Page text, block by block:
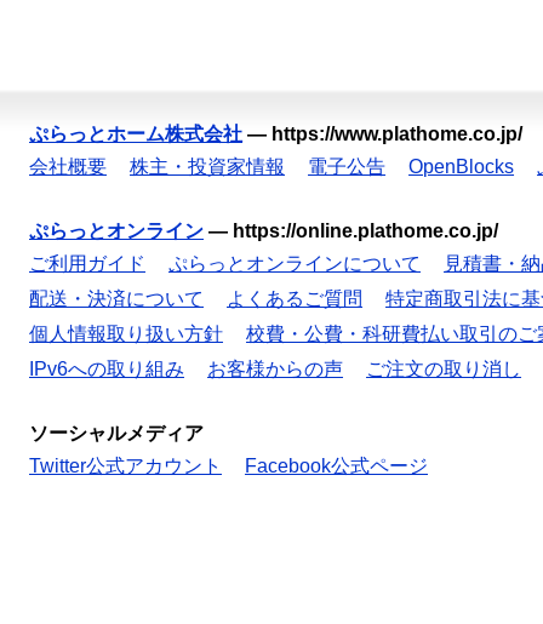
ぷらっとホーム株式会社 — https://www.plathome.co.jp/
会社概要
株主・投資家情報 電子公告 OpenBlocks
ぷらっとオンライン — https://online.plathome.co.jp/
ご利用ガイド
ぷらっとオンラインについて
見積書・
配送・決済について
よくあるご質問
特定商取引法に
個人情報取り扱い方針
校費・公費・科研費払い取引のご
IPv6への取り組み
お客様からの声 ご注文の取り消し
ソーシャルメディア
Twitter公式アカウント
Facebook公式ページ